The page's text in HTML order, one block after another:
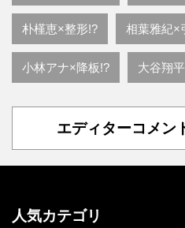
朴槿恵×整形!? 相葉雅紀×
小林アナ×降板!? 大谷翔
エディターコメン
人気カテゴリ